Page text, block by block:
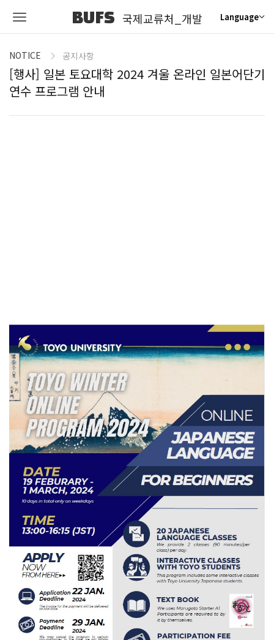
BUFS 국제교류처_개발 Language
NOTICE 공지사항
[행사] 일본 토요대학 2024 겨울 온라인 일본어단기
연수 프로그램 안내